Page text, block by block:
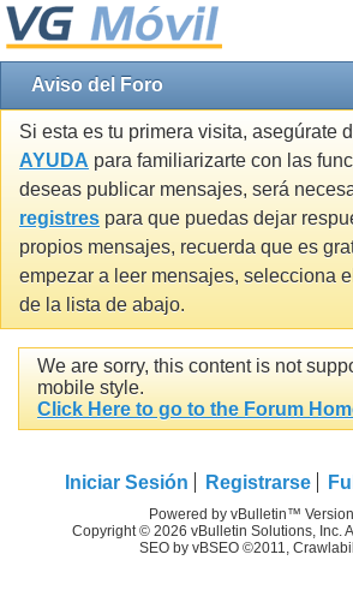
Aviso del Foro
Si esta es tu primera visita, asegúrate
AYUDA para familiarizarte con las
deseas publicar mensajes, será
registres para que puedas dejar
propios mensajes, recuerda que es
empezar a leer mensajes, selecciona
de la lista de abajo.
We are sorry, this content is not
mobile style.
Click Here to go to the Forum
Iniciar Sesión Registrarse
Powered by vBulletin™
Copyright © 2026 vBulletin Solutions, Inc.
SEO by vBSEO ©2011,